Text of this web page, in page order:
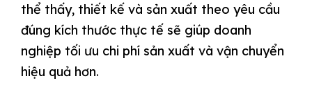
thể thấy, thiết kế và sản xuất theo yêu cầu
đúng kích thước thực tế sẽ giúp doanh
nghiệp tối ưu chi phí sản xuất và vận chuyển
hiệu quả hơn.